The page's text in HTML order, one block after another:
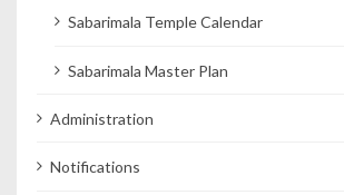
Sabarimala Temple Calendar
Sabarimala Master Plan
Administration
Notifications